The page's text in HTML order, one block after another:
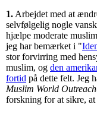
1. Arbejdet med at
selvfølgelig nogle
hjælpe moderate
jeg har bemærket i "
stor forvirring med
muslim, og den
fortid på dette felt. Jeg
Muslim World
forskning for at sikre,